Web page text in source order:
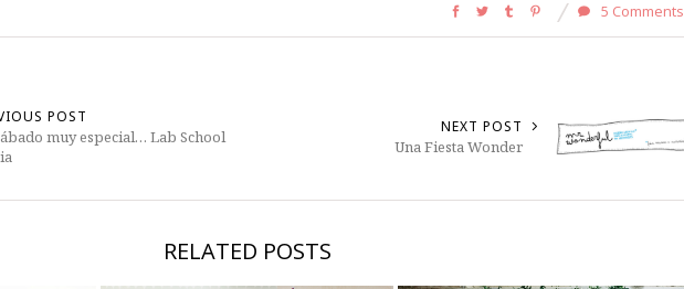
5 Comments
POST
muy especial… Lab School
NEXT POST
Una Fiesta Wonder
RELATED POSTS